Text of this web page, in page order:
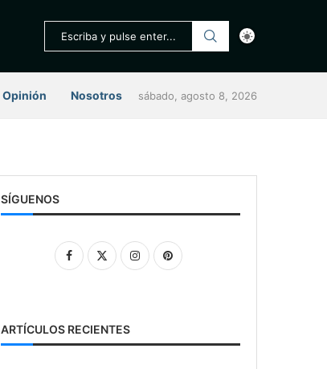
Opinión Nosotros sábado, agosto 8, 2026
SÍGUENOS
ARTÍCULOS RECIENTES